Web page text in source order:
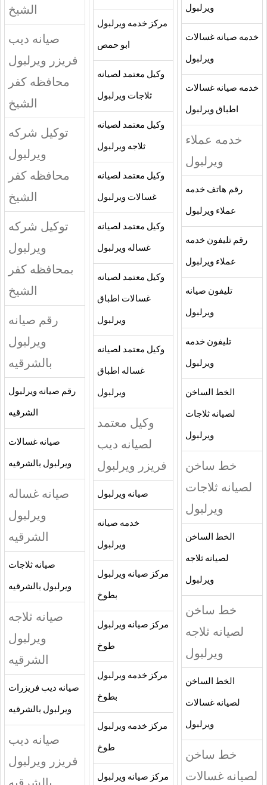
ويرلبول
خدمه صيانه غسالات
ويرلبول
خدمه صيانه غسالات
اطباق ويرلبول
خدمه عملاء
ويرلبول
رقم هاتف خدمه
عملاء ويرلبول
رقم تليفون خدمه
عملاء ويرلبول
تليفون صيانه
ويرلبول
تليفون خدمه
ويرلبول
الخط الساخن
لصيانه ثلاجات
ويرلبول
خط ساخن
لصيانه ثلاجات
ويرلبول
الخط الساخن
لصيانه ثلاجه
ويرلبول
خط ساخن
لصيانه ثلاجه
ويرلبول
الخط الساخن
لصيانه غسالات
ويرلبول
خط ساخن
لصيانه غسالات
مركز خدمه ويرلبول
ابو حمص
وكيل معتمد لصيانه
ثلاجات ويرلبول
وكيل معتمد لصيانه
ثلاجه ويرلبول
وكيل معتمد لصيانه
غسالات ويرلبول
وكيل معتمد لصيانه
غساله ويرلبول
وكيل معتمد لصيانه
غسالات اطباق
ويرلبول
وكيل معتمد لصيانه
غساله اطباق
ويرلبول
وكيل معتمد
لصيانه ديب
فريزر ويرلبول
صيانه ويرلبول
خدمه صيانه
ويرلبول
مركز صيانه ويرلبول
بطوخ
مركز صيانه ويرلبول
طوخ
مركز خدمه ويرلبول
بطوخ
مركز خدمه ويرلبول
طوخ
مركز صيانه ويرلبول
الشيخ
صيانه ديب
فريزر ويرلبول
محافظه كفر
الشيخ
توكيل شركه
ويرلبول
محافظه كفر
الشيخ
توكيل شركه
ويرلبول
بمحافظه كفر
الشيخ
رقم صيانه
ويرلبول
بالشرقيه
رقم صيانه ويرلبول
الشرقيه
صيانه غسالات
ويرلبول بالشرقيه
صيانه غساله
ويرلبول
الشرقيه
صيانه ثلاجات
ويرلبول بالشرقيه
صيانه ثلاجه
ويرلبول
الشرقيه
صيانه ديب فريزرات
ويرلبول بالشرقيه
صيانه ديب
فريزر ويرلبول